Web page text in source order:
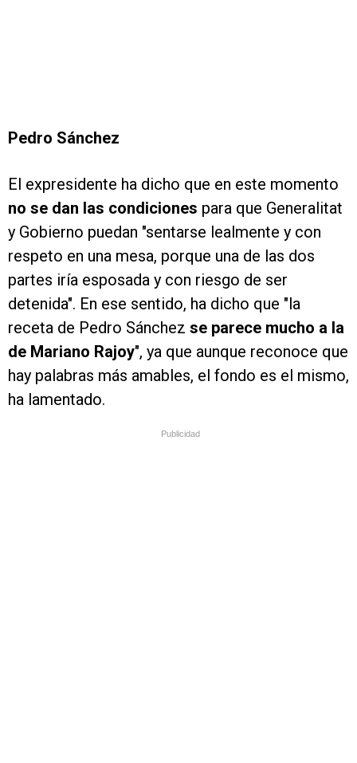
Pedro Sánchez
El expresidente ha dicho que en este momento
no se dan las condiciones para que Generalitat
y Gobierno puedan "sentarse lealmente y con
respeto en una mesa, porque una de las dos
partes iría esposada y con riesgo de ser
detenida". En ese sentido, ha dicho que "la
receta de Pedro Sánchez se parece mucho a la
de Mariano Rajoy", ya que aunque reconoce que
hay palabras más amables, el fondo es el mismo,
ha lamentado.
Publicidad